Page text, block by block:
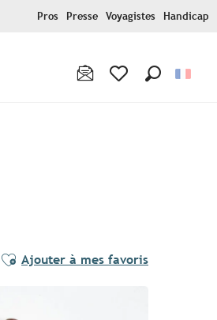
Pros Presse Voyagistes Handicap
Ajouter aux favoris
Ajouter à mes favoris